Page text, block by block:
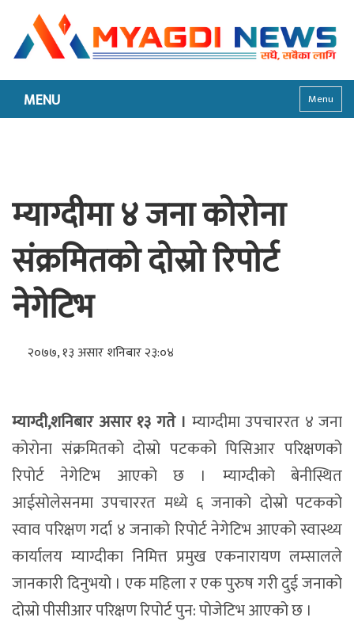
MENU Menu
म्याग्दीमा ४ जना कोरोना
संक्रमितको दोस्रो रिपोर्ट
नेगेटिभ
२०७७, १३ असार शनिबार २३:०४
म्याग्दी,शनिबार असार १३ गते । म्याग्दीमा उपचाररत ४ जना
कोरोना संक्रमितको दोस्रो पटकको पिसिआर परिक्षणको
रिपोर्ट नेगेटिभ आएको छ । म्याग्दीको बेनीस्थित
आईसोलेसनमा उपचाररत मध्ये ६ जनाको दोस्रो पटकको
स्वाव परिक्षण गर्दा ४ जनाको रिपोर्ट नेगेटिभ आएको स्वास्थ्य
कार्यालय म्याग्दीका निमित्त प्रमुख एकनारायण लम्सालले
जानकारी दिनुभयो । एक महिला र एक पुरुष गरी दुई जनाको
दोस्रो पीसीआर परिक्षण रिपोर्ट पुन: पोजेटिभ आएको छ ।